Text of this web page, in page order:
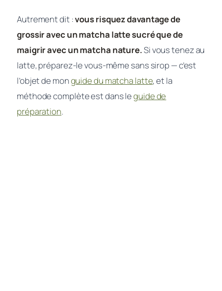
Autrement dit :vous risquez davantage de
grossir avec un matcha latte sucré que de
maigrir avec un matcha nature.Si vous tenez au
latte, préparez-le vous-même sans sirop — c’est
l’objet de monguide du matcha latte, et la
méthode complète est dans leguide de
préparation.